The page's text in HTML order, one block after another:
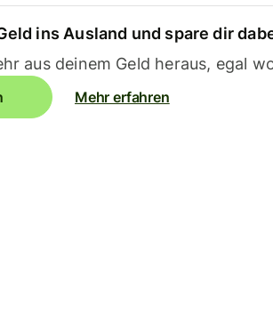
ins Ausland und spare dir
aus deinem Geld heraus, egal
Mehr erfahren